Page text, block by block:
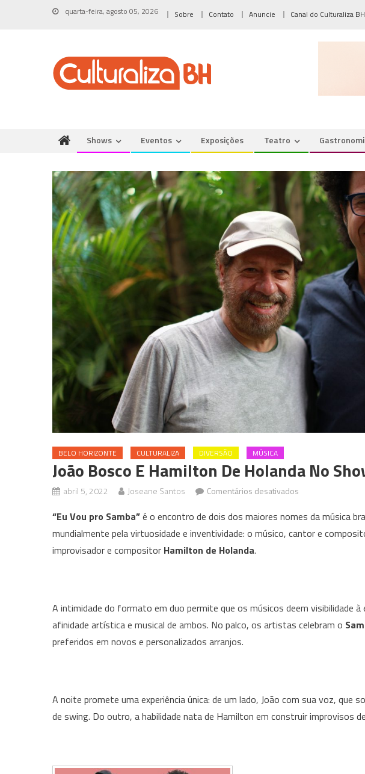
quarta-feira, agosto 05, 2026 Sobre Contato Anuncie Canal do Culturaliza
Shows Eventos Exposições Teatro
BELO HORIZONTE CULTURALIZA DIVERSÃO MÚSICA
João Bosco E Hamilton De Holanda No
abril 5, 2022 Joseane Santos Comentários desativados
Bosco
e
show
“Eu
“Eu Vou pro Samba”é o encontro de dois dos maiores nomes da música
mundialmente pela virtuosidade e inventividade: o músico, cantor e
improvisador e compositor Hamilton de Holanda.
A intimidade do formato em duo permite que os músicos deem visibilidade
afinidade artística e musical de ambos. No palco, os artistas celebram o
preferidos em novos e personalizados arranjos.
A noite promete uma experiência única: de um lado, João com sua voz, que
de swing. Do outro, a habilidade nata de Hamilton em construir improvisos